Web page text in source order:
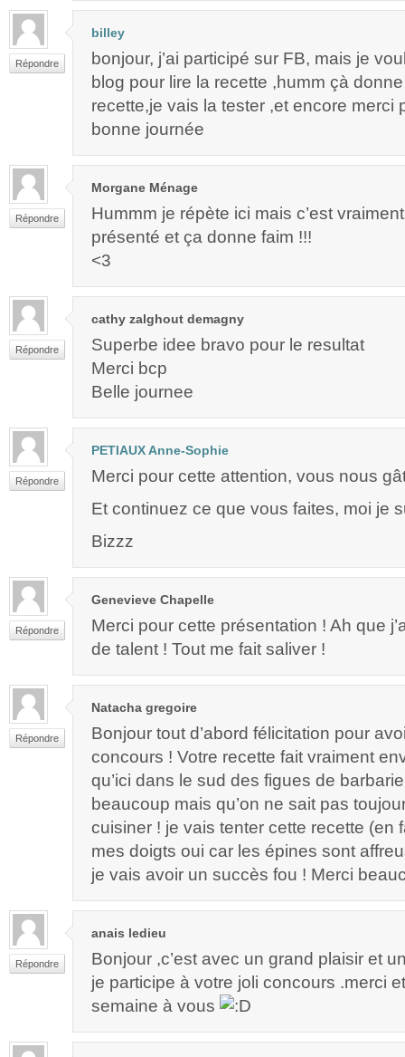
Répondre
billey
bonjour, j’ai participé sur FB, mais je
blog pour lire la recette ,humm çà
recette,je vais la tester ,et encore merci
bonne journée
Répondre
Morgane Ménage
Hummm je répète ici mais c’est
présenté et ça donne faim !!!
<3
Répondre
cathy zalghout demagny
Superbe idee bravo pour le resultat
Merci bcp
Belle journee
Répondre
PETIAUX Anne-Sophie
Merci pour cette attention, vous nous
Et continuez ce que vous faites, moi je
Bizzz
Répondre
Genevieve Chapelle
Merci pour cette présentation ! Ah que
de talent ! Tout me fait saliver !
Répondre
Natacha gregoire
Bonjour tout d’abord félicitation pour
concours ! Votre recette fait vraiment
qu’ici dans le sud des figues de
beaucoup mais qu’on ne sait pas
cuisiner ! je vais tenter cette recette (en
mes doigts oui car les épines sont
je vais avoir un succès fou ! Merci
Répondre
anais ledieu
Bonjour ,c’est avec un grand plaisir et
je participe à votre joli concours .merci
semaine à vous